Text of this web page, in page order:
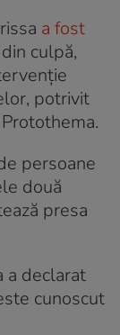
a fost
culpă,
potrivit
persoane
două
presa
a declarat
cunoscut